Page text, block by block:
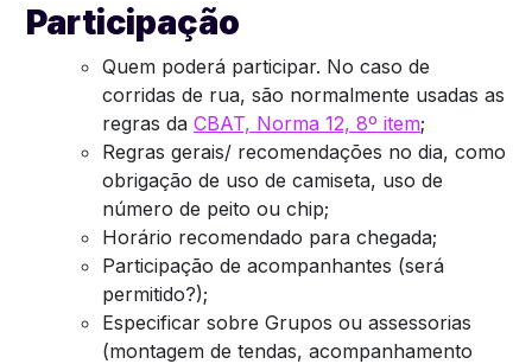
Participação
Quem poderá participar. No caso de
corridas de rua, são normalmente usadas as
regras da CBAT, Norma 12, 8º item;
Regras gerais/ recomendações no dia, como
obrigação de uso de camiseta, uso de
número de peito ou chip;
Horário recomendado para chegada;
Participação de acompanhantes (será
permitido?);
Especificar sobre Grupos ou assessorias
(montagem de tendas, acompanhamento